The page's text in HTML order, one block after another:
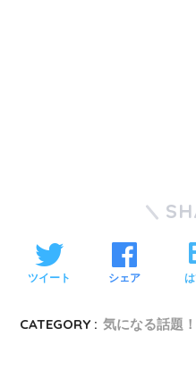
ツイート シェア
CATEGORY : 気になる話題！